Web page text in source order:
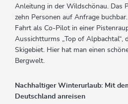
Anleitung in der Wildschönau. Das
zehn Personen auf Anfrage
Fahrt als Co-Pilot in einer
Aussichtturms „Top of Alpbachtal“,
Skigebiet. Hier hat man einen
Bergwelt.
Nachhaltiger Winterurlaub: Mit
Deutschland anreisen